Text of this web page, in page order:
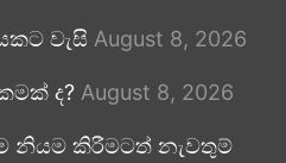
වැසි August 8, 2026
ද? August 8, 2026
නියම කිරීමටත් නැවතුම්